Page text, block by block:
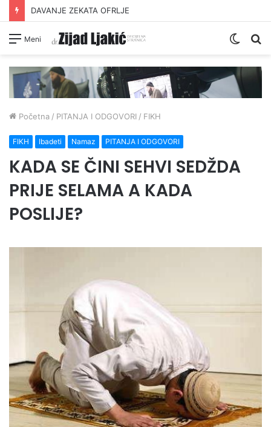
INTIMNI ODNOS JE OPSKRBA
Meni
Switch
Početna / PITANJA I ODGOVORI / FIKH
FIKH Ibadeti Namaz PITANJA I ODGOVORI
KADA SE ČINI SEHVI SEDŽDA
PRIJE SELAMA A KADA
POSLIJE?